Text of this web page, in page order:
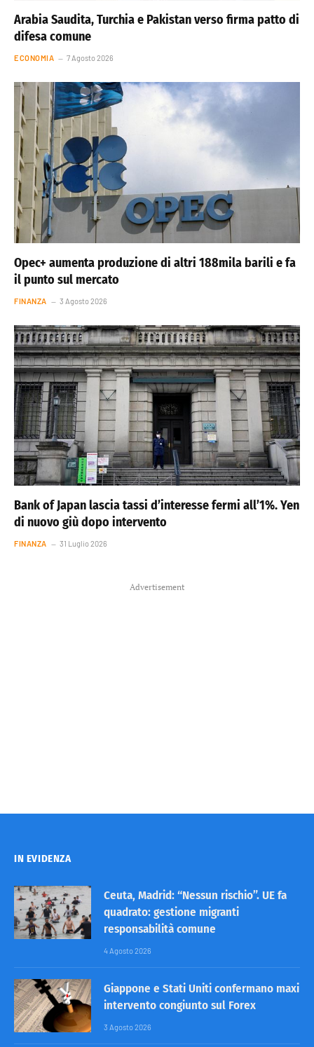
Arabia Saudita, Turchia e Pakistan verso firma patto di
difesa comune
ECONOMIA 7 Agosto 2026
Opec+ aumenta produzione di altri 188mila barili e fa
il punto sul mercato
FINANZA 3 Agosto 2026
Bank of Japan lascia tassi d’interesse fermi all’1%. Yen
di nuovo giù dopo intervento
FINANZA 31 Luglio 2026
Advertisement
IN EVIDENZA
Ceuta, Madrid: “Nessun rischio”. UE fa
quadrato: gestione migranti
responsabilità comune
4 Agosto 2026
Giappone e Stati Uniti confermano maxi
intervento congiunto sul Forex
3 Agosto 2026